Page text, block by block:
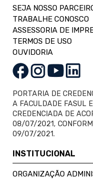
SEJA NOSSO
TRABALHE CONOSCO
ASSESSORIA DE
TERMOS DE USO
OUVIDORIA
PORTARIA DE
A FACULDADE FASUL
CREDENCIADA DE
08/07/2021,
09/07/2021.
INSTITUCIONAL
ORGANIZAÇÃO